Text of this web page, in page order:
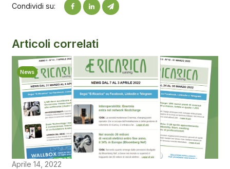
Condividi su:
Articoli correlati
News
Aprile 14, 2022